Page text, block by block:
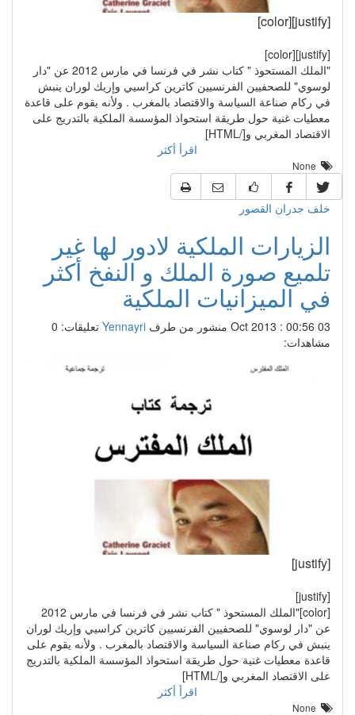
"الملك المستحوذ " كتاب نشر في فرنسا في مارس 2012 عن "دار
لوسوي" للصحفيين الفرنسيين كاترين كراسيي وإريك لوران ينبش
في ركام صناعة السياسة والاقتصاد بالمغرب . ولأنه يقوم على قاعدة
معطيات غنية حول طريقة استحواذ المؤسسة الملكية بالتدريج على
الاقتصاد المغربي و[/HTML]
اقرأ أكثر
None
خلف جدران القصور
الزيارات الملكية لادور لها غير
تلميع صورة الملك و النفخ أكثر
في الميزانيات الملكية
منشور من طرفYennayri تعليقات: 0
مشاهدات:
[color]"الملك المستحوذ " كتاب نشر في فرنسا في مارس 2012
عن "دار لوسوي" للصحفيين الفرنسيين كاترين كراسيي وإريك لوران
ينبش في ركام صناعة السياسة والاقتصاد بالمغرب . ولأنه يقوم على
قاعدة معطيات غنية حول طريقة استحواذ المؤسسة الملكية بالتدريج
على الاقتصاد المغربي و[/HTML]
اقرأ أكثر
None